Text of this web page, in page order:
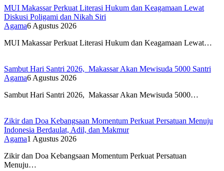
MUI Makassar Perkuat Literasi Hukum dan Keagamaan Lewat
Diskusi Poligami dan Nikah Siri
Agama6 Agustus 2026
MUI Makassar Perkuat Literasi Hukum dan Keagamaan Lewat…
Sambut Hari Santri 2026, Makassar Akan Mewisuda 5000 Santri
Agama6 Agustus 2026
Sambut Hari Santri 2026, Makassar Akan Mewisuda 5000…
Zikir dan Doa Kebangsaan Momentum Perkuat Persatuan Menuju
Indonesia Berdaulat, Adil, dan Makmur
Agama1 Agustus 2026
Zikir dan Doa Kebangsaan Momentum Perkuat Persatuan
Menuju…